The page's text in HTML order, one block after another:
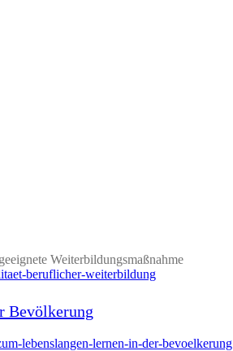
Weiterbildungsmaßnahme
beruflicher-weiterbildung
Bevölkerung
lebenslangen-lernen-in-der-bevoelkerung